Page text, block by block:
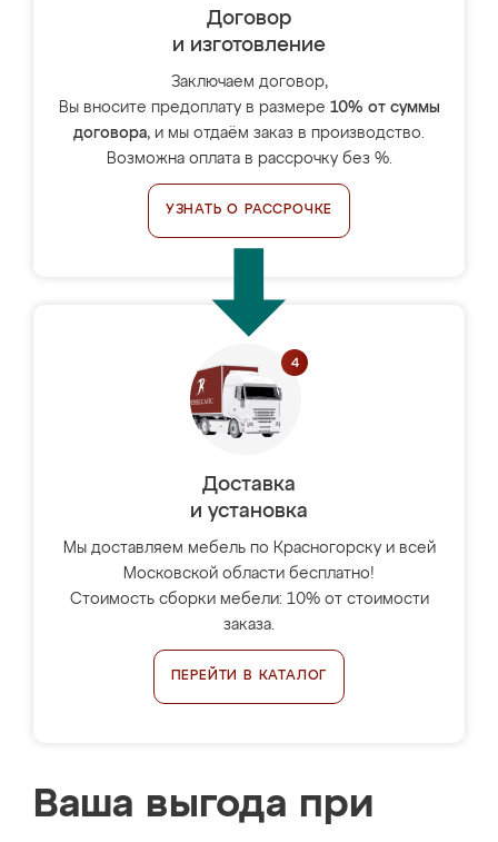
Договор
и изготовление
Заключаем договор,
Вы вносите предоплату в размере 10% от суммы
договора, и мы отдаём заказ в производство.
Возможна оплата в рассрочку без %.
УЗНАТЬ О РАССРОЧКЕ
Доставка
и установка
Мы доставляем мебель по Красногорску и всей
Московской области бесплатно!
Стоимость сборки мебели: 10% от стоимости
заказа.
ПЕРЕЙТИ В КАТАЛОГ
Ваша выгода при